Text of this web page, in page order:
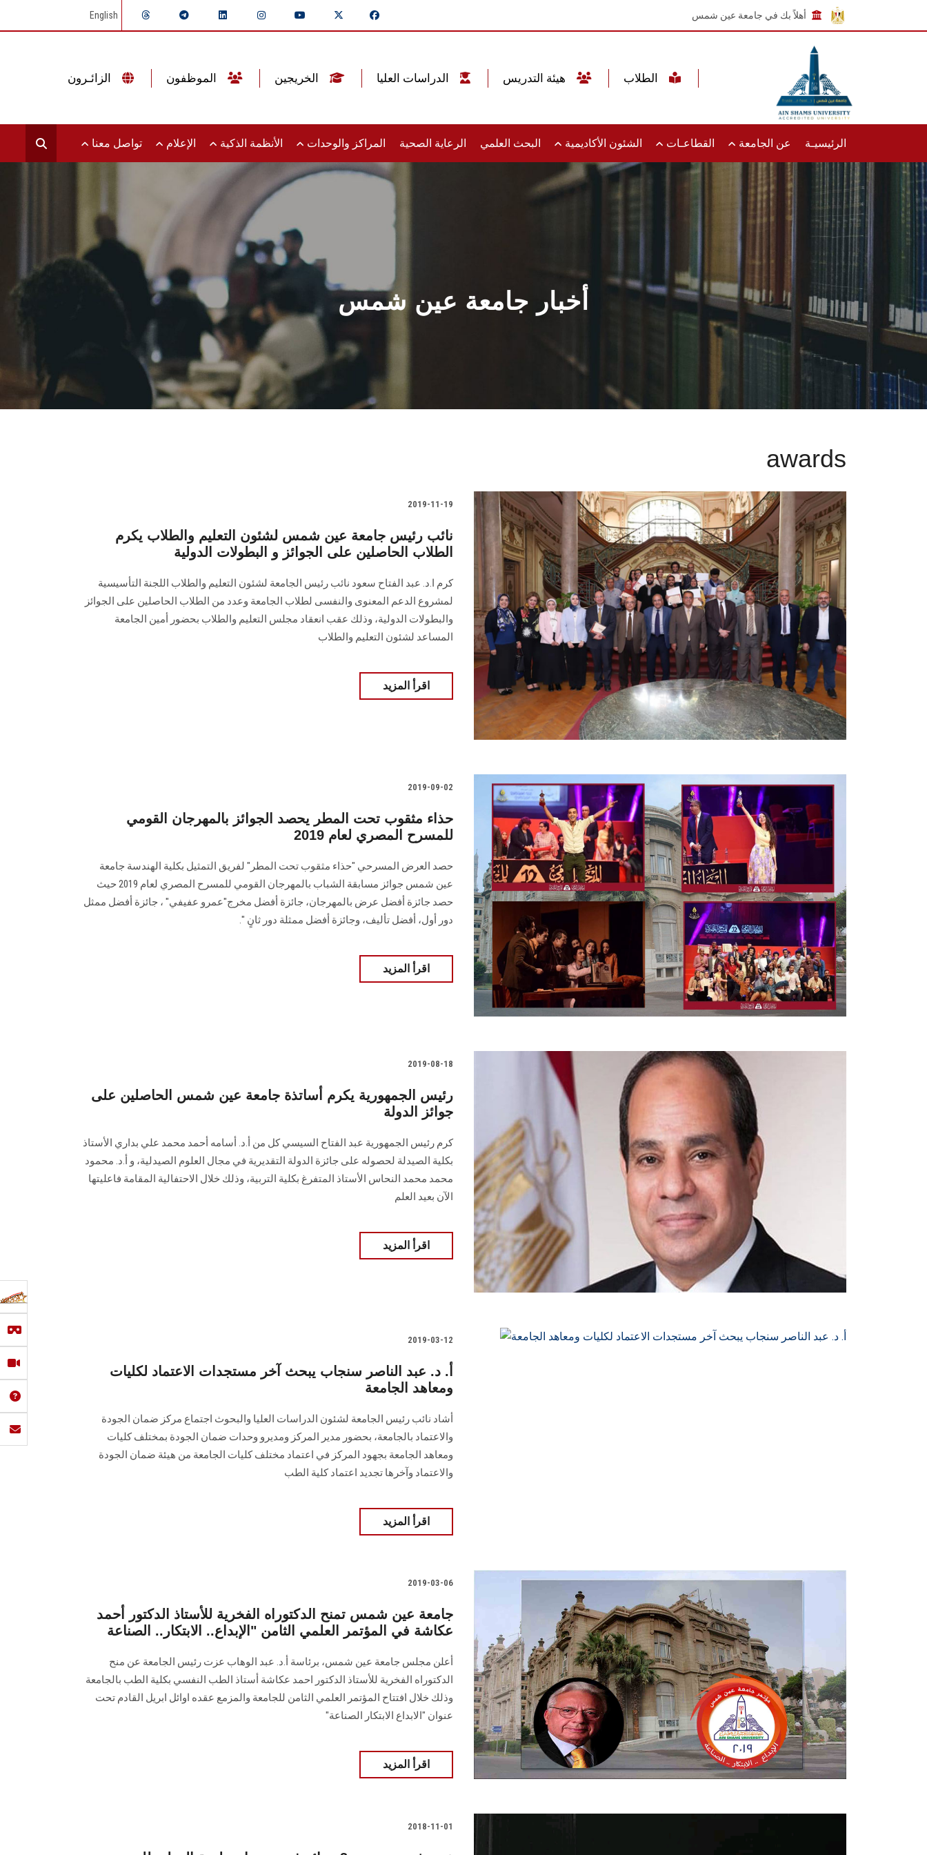
أهلاً بك في جامعة عين شمس English
الرئيسيـة عن الجامعة القطاعـات الشئون الأكاديمية البحث العلمي الرعاية الصحية المراكز والوحدات الأنظمة الذكية الإعلام تواصل معنا
أخبار جامعة عين شمس
awards
2019-11-19
نائب رئيس جامعة عين شمس لشئون التعليم والطلاب يكرم
الطلاب الحاصلين على الجوائز و البطولات الدولية
كرم ا.د. عبد الفتاح سعود نائب رئيس الجامعة لشئون التعليم والطلاب اللجنة التأسيسية
لمشروع الدعم المعنوى والنفسى لطلاب الجامعة وعدد من الطلاب الحاصلين على الجوائز
والبطولات الدولية، وذلك عقب انعقاد مجلس التعليم والطلاب بحضور أمين الجامعة
المساعد لشئون التعليم والطلاب
اقرأ المزيد
2019-09-02
حذاء مثقوب تحت المطر يحصد الجوائز بالمهرجان القومي
للمسرح المصري لعام 2019
حصد العرض المسرحي "حذاء مثقوب تحت المطر" لفريق التمثيل بكلية الهندسة جامعة
عين شمس جوائز مسابقة الشباب بالمهرجان القومي للمسرح المصري لعام 2019 حيث
حصد جائزة أفضل عرض بالمهرجان، جائزة أفضل مخرج"عمرو عفيفي" ، جائزة أفضل ممثل
دور أول، أفضل تأليف، وجائزة أفضل ممثلة دور ثانٍ ".
اقرأ المزيد
2019-08-18
رئيس الجمهورية يكرم أساتذة جامعة عين شمس الحاصلين على
جوائز الدولة
كرم رئيس الجمهورية عبد الفتاح السيسي كل من أ.د. أسامه أحمد محمد علي بداري الأستاذ
بكلية الصيدلة لحصوله على جائزة الدولة التقديرية في مجال العلوم الصيدلية، و أ.د. محمود
محمد محمد النحاس الأستاذ المتفرغ بكلية التربية، وذلك خلال الاحتفالية المقامة فاعليتها
الآن بعيد العلم
اقرأ المزيد
2019-03-12
أ. د. عبد الناصر سنجاب يبحث آخر مستجدات الاعتماد لكليات
ومعاهد الجامعة
أشاد نائب رئيس الجامعة لشئون الدراسات العليا والبحوث اجتماع مركز ضمان الجودة
والاعتماد بالجامعة، بحضور مدير المركز ومديرو وحدات ضمان الجودة بمختلف كليات
ومعاهد الجامعة بجهود المركز في اعتماد مختلف كليات الجامعة من هيئة ضمان الجودة
والاعتماد وآخرها تجديد اعتماد كلية الطب
اقرأ المزيد
2019-03-06
جامعة عين شمس تمنح الدكتوراه الفخرية للأستاذ الدكتور أحمد
عكاشة في المؤتمر العلمي الثامن "الإبداع.. الابتكار.. الصناعة
أعلن مجلس جامعة عين شمس، برئاسة أ.د. عبد الوهاب عزت رئيس الجامعة عن منح
الدكتوراه الفخرية للأستاذ الدكتور احمد عكاشة أستاذ الطب النفسي بكلية الطب بالجامعة
وذلك خلال افتتاح المؤتمر العلمي الثامن للجامعة والمزمع عقده اوائل ابريل القادم تحت
عنوان "الابداع الابتكار الصناعة"
اقرأ المزيد
2018-11-01